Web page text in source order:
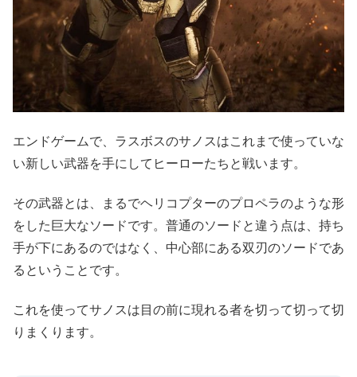
エンドゲームで、ラスボスのサノスはこれまで使っていな
い新しい武器を手にしてヒーローたちと戦います。
その武器とは、まるでヘリコプターのプロペラのような形
をした巨大なソードです。普通のソードと違う点は、持ち
手が下にあるのではなく、中心部にある双刃のソードであ
るということです。
これを使ってサノスは目の前に現れる者を切って切って切
りまくります。